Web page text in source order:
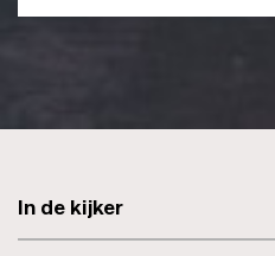
In de kijker